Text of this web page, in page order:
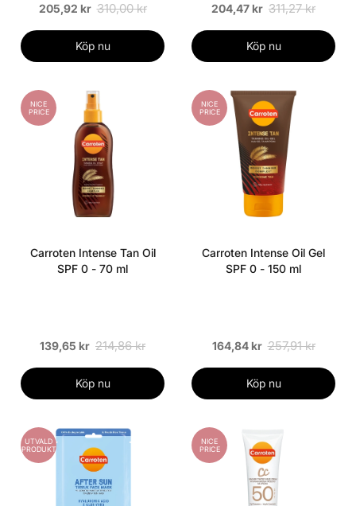
205,92 kr 310,00 kr
Köp nu
204,47 kr 311,27 kr
Köp nu
NICE
PRICE
Carroten Intense Tan Oil
SPF 0 - 70 ml
139,65 kr 214,86 kr
Köp nu
NICE
PRICE
Carroten Intense Oil Gel
SPF 0 - 150 ml
164,84 kr 257,91 kr
Köp nu
UTVALD
PRODUKT
NICE
PRICE